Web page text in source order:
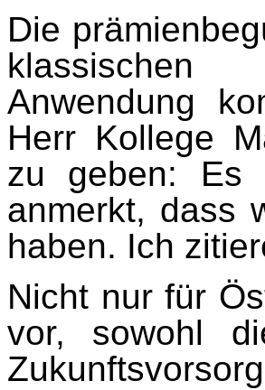
Die
klassischen
Anwendung
Herr Kollege
zu geben: Es
anmerkt, dass
haben. Ich
Nicht nur für
vor, sowohl